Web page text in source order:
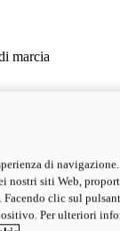
marcia
marcia
di
nostri siti Web,
Facendo clic sul
Per ulteriori